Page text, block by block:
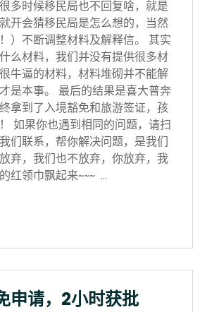
多时候移民局也不回复啥，就是
开会猜移民局是怎么想的，当然
）不断调整材料及解释信。 其实
么材料，我们并没有提供很多材
牛逼的材料，材料堆砌并不能解
是本事。 最后的结果是喜大普奔
拿到了入境豁免和旅游签证，孩
如果你也遇到相同的问题，请扫
们联系，帮你解决问题，是我们
弃，我们也不放弃，你放弃，我
红领巾飘起来~~~ …
申请，2小时获批